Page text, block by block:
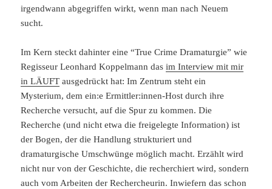
irgendwann abgegriffen wirkt, wenn man nach Neuem
sucht.
Im Kern steckt dahinter eine “True Crime Dramaturgie” wie
Regisseur Leonhard Koppelmann dasim Interview mit mir
in LÄUFT ausgedrückt hat: Im Zentrum steht ein
Mysterium, dem ein:e Ermittler:innen-Host durch ihre
Recherche versucht, auf die Spur zu kommen. Die
Recherche (und nicht etwa die freigelegte Information) ist
der Bogen, der die Handlung strukturiert und
dramaturgische Umschwünge möglich macht. Erzählt wird
nicht nur von der Geschichte, die recherchiert wird, sondern
auch vom Arbeiten der Rechercheurin. Inwiefern das schon